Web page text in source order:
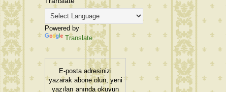
Powered by
Translate
E-posta adresinizi
yazarak abone olun, yeni
yazıları anında okuyun